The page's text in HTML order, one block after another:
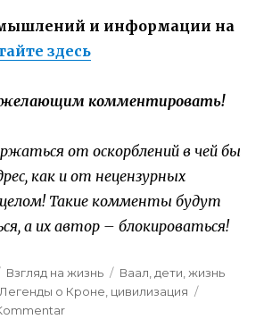
и информации на
здесь
желающим комментировать!
от оскорблений в чей бы
как и от нецензурных
Такие комменты будут
а их автор – блокироваться!
Kategorien
Взгляд на жизнь Schlagwörter
Ваал дети жизнь
Легенды о Кроне цивилизация
zu